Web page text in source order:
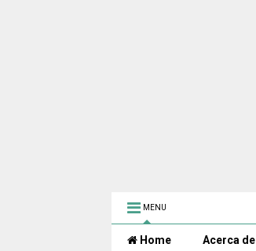
MENU
Home Acerca de